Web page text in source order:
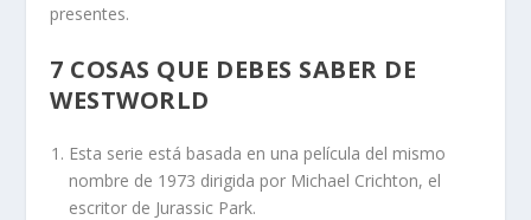
presentes.
7 COSAS QUE DEBES SABER DE
WESTWORLD
Esta serie está basada en una película del mismo
nombre de 1973 dirigida por Michael Crichton, el
escritor de Jurassic Park.